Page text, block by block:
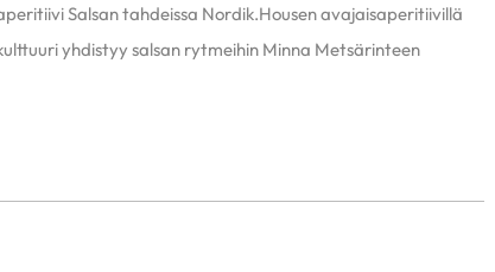
Salsan tahdeissa Nordik.Housen avajaisaperitiivillä
yhdistyy salsan rytmeihin Minna Metsärinteen